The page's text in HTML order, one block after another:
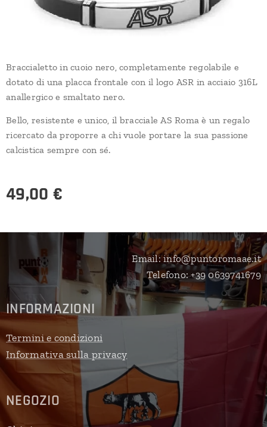
Braccialetto in cuoio nero, completamente regolabile e
dotato di una placca frontale con il logo ASR in acciaio 316L
anallergico e smaltato nero.
Bello, resistente e unico, il bracciale AS Roma è un regalo
ricercato da proporre a chi vuole portare la sua passione
calcistica sempre con sé.
49,00 €
Email: info@puntoromaae.it
Telefono: +39 0639741679
INFORMAZIONI
Termini e condizioni
Informativa sulla privacy
NEGOZIO